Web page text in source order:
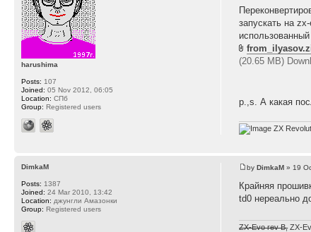
запускать на
(20.65 MB)
p.,s. А какая
ZX
harushima
Posts: 107
Joined: 05 Nov 2012, 06:05
Location: СПб
Group: Registered users
byDimkaM » 19
Крайняя
td0 нереально
ZX-Evo rev B,ZX-
DimkaM
Posts: 1387
Joined: 24 Mar 2010, 13:42
Location: джунгли Амазонки
Group: Registered users